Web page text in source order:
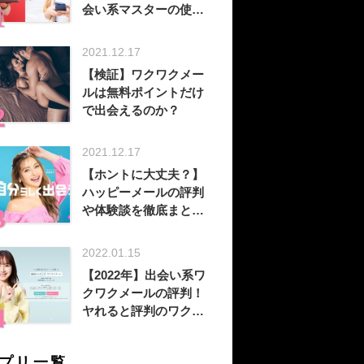
会い系マスターの使い
法を徹底解説
2021.12.17
【検証】ワクワクメー
ルは無料ポイントだけ
で出会えるのか？
2021.12.17
【ホントに大丈夫？】
ハッピーメールの評判
や体験談を徹底まと
2022.01.15
【2022年】出会い系ワ
クワクメールの評判！
ヤれると評判のワクワ